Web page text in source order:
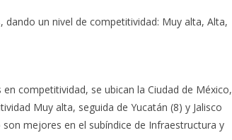
dando un nivel de competitividad: Muy alta, Alta,
competitividad, se ubican la Ciudad de México,
Muy alta, seguida de Yucatán (8) y Jalisco
mejores en el subíndice de Infraestructura y